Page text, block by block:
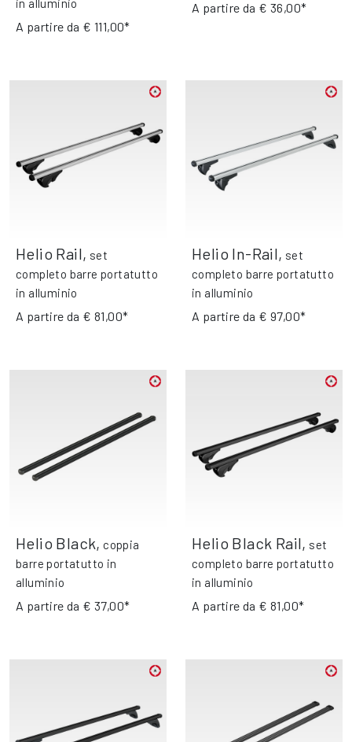
in alluminio
A partire da € 111,00*
A partire da € 36,00*
Helio Rail, set
completo barre portatutto
in alluminio
A partire da € 81,00*
Helio In-Rail, set
completo barre portatutto
in alluminio
A partire da € 97,00*
Helio Black, coppia
barre portatutto in
alluminio
A partire da € 37,00*
Helio Black Rail, set
completo barre portatutto
in alluminio
A partire da € 81,00*